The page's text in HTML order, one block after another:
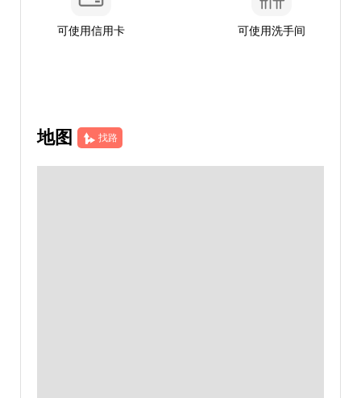
可使用信用卡 可使用洗手间
地图 找路